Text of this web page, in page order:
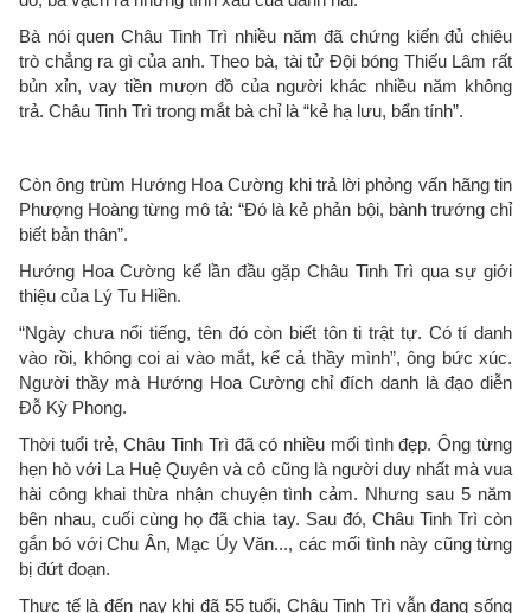
Bà nói quen Châu Tinh Trì nhiều năm đã chứng kiến đủ chiêu
trò chẳng ra gì của anh. Theo bà, tài tử Đội bóng Thiếu Lâm rất
bủn xỉn, vay tiền mượn đồ của người khác nhiều năm không
trả. Châu Tinh Trì trong mắt bà chỉ là “kẻ hạ lưu, bẩn tính”.
Còn ông trùm Hướng Hoa Cường khi trả lời phỏng vấn hãng tin
Phượng Hoàng từng mô tả: “Đó là kẻ phản bội, bành trướng chỉ
biết bản thân”.
Hướng Hoa Cường kể lần đầu gặp Châu Tinh Trì qua sự giới
thiệu của Lý Tu Hiền.
“Ngày chưa nổi tiếng, tên đó còn biết tôn ti trật tự. Có tí danh
vào rồi, không coi ai vào mắt, kể cả thầy mình”, ông bức xúc.
Người thầy mà Hướng Hoa Cường chỉ đích danh là đạo diễn
Đỗ Kỳ Phong.
Thời tuổi trẻ, Châu Tinh Trì đã có nhiều mối tình đẹp. Ông từng
hẹn hò với La Huệ Quyên và cô cũng là người duy nhất mà vua
hài công khai thừa nhận chuyện tình cảm. Nhưng sau 5 năm
bên nhau, cuối cùng họ đã chia tay. Sau đó, Châu Tinh Trì còn
gắn bó với Chu Ân, Mạc Úy Văn..., các mối tình này cũng từng
bị đứt đoạn.
Thực tế là đến nay khi đã 55 tuổi, Châu Tinh Trì vẫn đang sống